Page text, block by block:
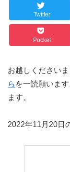
Twitter
Pocket
お越しください
ら を一読願いま
ます。
2022年11月20日